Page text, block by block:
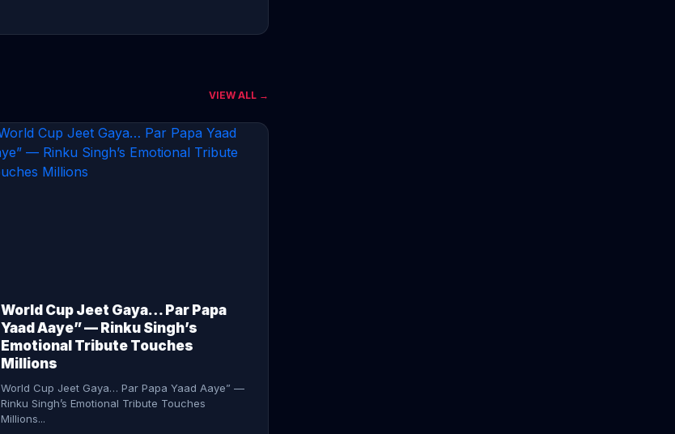
CONTINUE READING →
VIEW ALL →
World Cup Jeet Gaya… Par Papa
Yaad Aaye” — Rinku Singh’s
Emotional Tribute Touches
Millions
World Cup Jeet Gaya… Par Papa Yaad Aaye” —
Rinku Singh’s Emotional Tribute Touches
Millions...